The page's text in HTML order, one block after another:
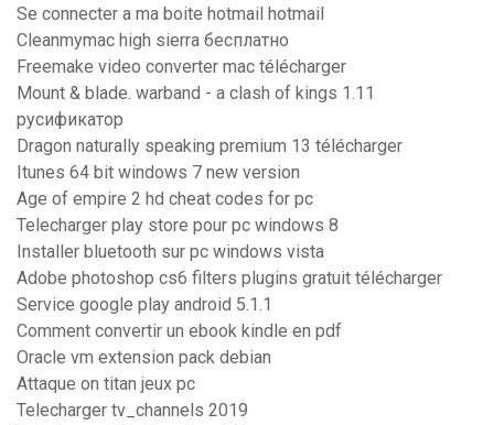
Se connecter a ma boite hotmail hotmail
Cleanmymac high sierra бесплатно
Freemake video converter mac télécharger
Mount & blade. warband - a clash of kings 1.11
русификатор
Dragon naturally speaking premium 13 télécharger
Itunes 64 bit windows 7 new version
Age of empire 2 hd cheat codes for pc
Telecharger play store pour pc windows 8
Installer bluetooth sur pc windows vista
Adobe photoshop cs6 filters plugins gratuit télécharger
Service google play android 5.1.1
Comment convertir un ebook kindle en pdf
Oracle vm extension pack debian
Attaque on titan jeux pc
Telecharger tv_channels 2019